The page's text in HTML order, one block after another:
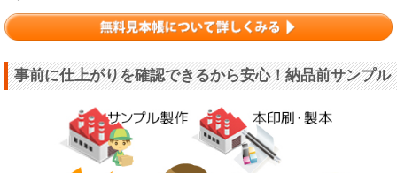
事前に仕上がりを確認できるから安心！納品前サンプル